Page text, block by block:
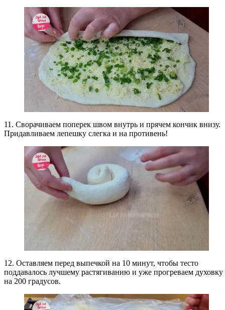
11. Сворачиваем поперек швом внутрь и прячем кончик внизу.
Придавливаем лепешку слегка и на противень!
12. Оставляем перед выпечкой на 10 минут, чтобы тесто
поддавалось лучшему растягиванию и уже прогреваем духовку
на 200 градусов.